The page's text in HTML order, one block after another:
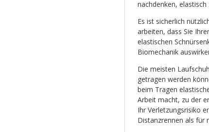
nachdenken, elastisch
Es ist sicherlich
arbeiten, dass Sie
elastischen
Biomechanik
Die meisten
getragen werden
beim Tragen
Arbeit macht, zu der
Ihr Verletzungsrisiko
Distanzrennen als für